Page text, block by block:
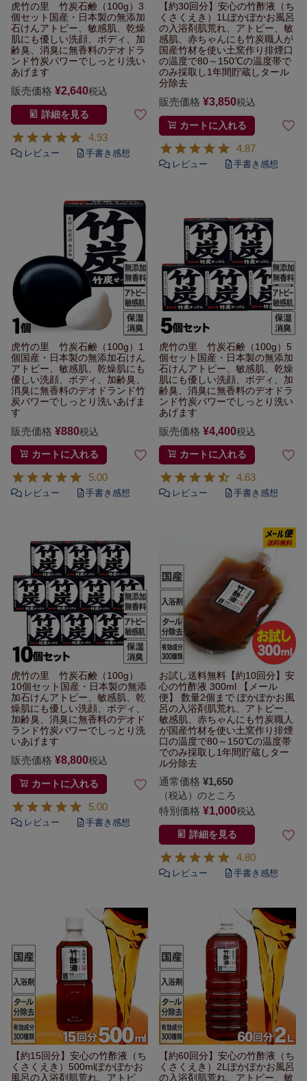
虎竹の里 竹炭石鹸（100g）3
個セット 国産・日本製の無添加
石けんアトピー、敏感肌、乾燥
肌にも優しい洗顔、ボディ、加
齢臭、 消臭に無香料のデオドラ
ンド竹炭パワーでしっとり洗い
あげます
販売価格 ¥2,640税込
詳細を見る
4.93
【約30回分】 安心の竹酢液（ち
くさくえき）1L ぽかぽかお風呂
の入浴剤 肌荒れ、アトピー、敏
感肌、赤ちゃんにも竹炭職人が
国産竹材を使い土窯作り排煙口
の温度で80～150℃の温度帯で
のみ採取し1年間貯蔵しタール
分除去
販売価格 ¥3,850税込
カートに入れる
4.87
虎竹の里 竹炭石鹸（100g）1
個国産・日本製の無添加石けん
アトピー、敏感肌、乾燥肌にも
優しい洗顔、ボディ、加齢臭、
消臭に無香料のデオドランド竹
炭パワーでしっとり洗いあげま
す
販売価格 ¥880税込
カートに入れる
5.00
虎竹の里 竹炭石鹸（100g）5
個セット 国産・日本製の無添加
石けんアトピー、敏感肌、乾燥
肌にも優しい洗顔、ボディ、加
齢臭、 消臭に無香料のデオドラ
ンド竹炭パワーでしっとり洗い
あげます
販売価格 ¥4,400税込
カートに入れる
4.63
虎竹の里 竹炭石鹸（100g）
10個セット 国産・日本製の無添
加石けんアトピー、敏感肌、乾
燥肌にも優しい洗顔、ボディ、
加齢臭、 消臭に無香料のデオド
ランド竹炭パワーでしっとり洗
いあげます
販売価格 ¥8,800税込
カートに入れる
5.00
お試し送料無料【約10回分】 安
心の竹酢液 300ml 【メール
便】 数量2個まで ぽかぽかお風
呂の入浴剤 肌荒れ、アトピー、
敏感肌、赤ちゃんにも竹炭職人
が国産竹材を使い土窯作り排煙
口の温度で80～150℃の温度帯
でのみ採取し1年間貯蔵しター
ル分除去
通常価格 ¥1,650
（税込）のところ
特別価格 ¥1,000税込
詳細を見る
4.80
【約15回分】 安心の竹酢液（ち
くさくえき）500mlぽかぽかお
風呂の入浴剤 肌荒れ、アトピ
【約60回分】 安心の竹酢液（ち
くさくえき）2L ぽかぽかお風呂
の入浴剤 肌荒れ、アトピー、敏